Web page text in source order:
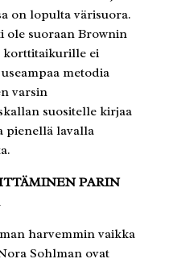
on lopulta värisuora.
ole suoraan Brownin
korttitaikurille ei
metodia
varsin
suositelle kirjaa
pienellä lavalla
PARIN
harvemmin vaikka
Sohlman ovat